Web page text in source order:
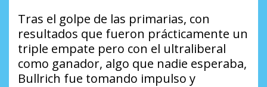
Tras el golpe de las primarias, con
resultados que fueron prácticamente un
triple empate pero con el ultraliberal
como ganador, algo que nadie esperaba,
Bullrich fue tomando impulso y